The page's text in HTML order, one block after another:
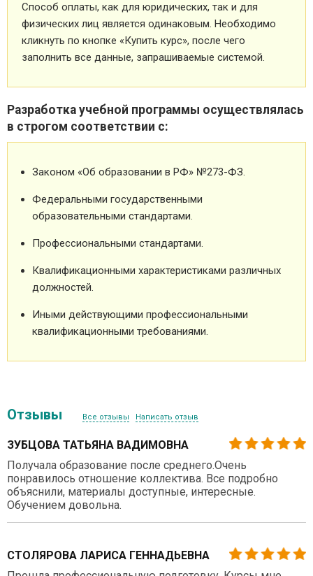
Способ оплаты, как для юридических, так и для
физических лиц является одинаковым. Необходимо
кликнуть по кнопке «Купить курс», после чего
заполнить все данные, запрашиваемые системой.
Разработка учебной программы осуществлялась
в строгом соответствии с:
Законом «Об образовании в РФ» №273-ФЗ.
Федеральными государственными
образовательными стандартами.
Профессиональными стандартами.
Квалификационными характеристиками различных
должностей.
Иными действующими профессиональными
квалификационными требованиями.
Отзывы Все отзывы Написать отзыв
ЗУБЦОВА ТАТЬЯНА ВАДИМОВНА
Получала образование после среднего.Очень
понравилось отношение коллектива. Все подробно
объяснили, материалы доступные, интересные.
Обучением довольна.
СТОЛЯРОВА ЛАРИСА ГЕННАДЬЕВНА